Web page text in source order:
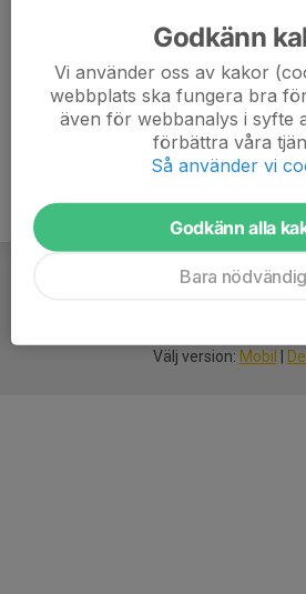
Välj version: Mobil
Godkänn
Vi använder oss av kakor
webbplats ska fungera bra
även för webbanalys i syfte
förbättra våra
Så använder vi
Godkänn alla
Bara